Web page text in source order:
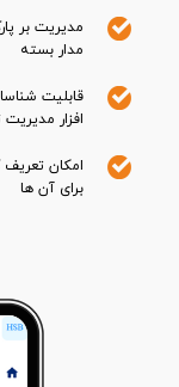
مدیریت بر
مدار بسته
قابلیت
افزار
امکان
برای آن ها